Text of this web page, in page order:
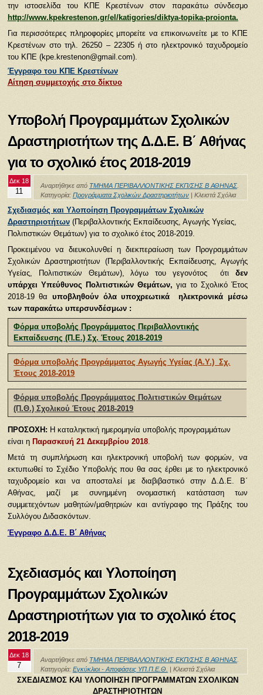
την ιστοσελίδα του ΚΠΕ Κρεστένων στον παρακάτω σύνδεσμο
http://www.kpekrestenon.gr/el/katigories/diktya-topika-proionta.
Για περισσότερες πληροφορίες μπορείτε να επικοινωνείτε με το ΚΠΕ
Κρεστένων στο τηλ. 26250 – 22305 ή στο ηλεκτρονικό ταχυδρομείο
του ΚΠΕ (kpe.krestenon@gmail.com).
Έγγραφο του ΚΠΕ Κρεστένων
Αίτηση συμμετοχής στο δίκτυο
Yποβολή Προγραμμάτων Σχολικών
Δραστηριοτήτων της Δ.Δ.Ε. Β΄ Αθήνας
για το σχολικό έτος 2018-2019
Δεκ 18
11
Αναρτήθηκε από ΤΜΗΜΑ ΠΕΡΙΒΑΛΛΟΝΤΙΚΗΣ ΕΚΠ/ΣΗΣ Β ΑΘΗΝΑΣ.
Κατηγορία: Προγράμματα Σχολικών Δραστηριοτήτων| Κλειστά Σχόλια
Σχεδιασμός και Υλοποίηση Προγραμμάτων Σχολικών
Δραστηριοτήτων(Περιβαλλοντικής Εκπαίδευσης, Αγωγής Υγείας,
Πολιτιστικών Θεμάτων) για το σχολικό έτος 2018-2019.
Προκειμένου να διευκολυνθεί η διεκπεραίωση των Προγραμμάτων
Σχολικών Δραστηριοτήτων (Περιβαλλοντικής Εκπαίδευσης, Αγωγής
Υγείας, Πολιτιστικών Θεμάτων), λόγω του γεγονότος ότι δεν
υπάρχει Υπεύθυνος Πολιτιστικών Θεμάτων, για το Σχολικό Έτος
2018-19 θα υποβληθούν όλα υποχρεωτικά ηλεκτρονικά μέσω
των παρακάτω υπερσυνδέσμων :
Φόρμα υποβολής Προγράμματος Περιβαλλοντικής
Εκπαίδευσης (Π.Ε.) Σχ. Έτους 2018-2019
Φόρμα υποβολής Προγράμματος Αγωγής Υγείας (Α.Υ.) Σχ.
Έτους 2018-2019
Φόρμα υποβολής Προγράμματος Πολιτιστικών Θεμάτων
(Π.Θ.) Σχολικού Έτους 2018-2019
ΠΡΟΣΟΧΗ: Η καταληκτική ημερομηνία υποβολής προγραμμάτων
είναι η Παρασκευή 21 Δεκεμβρίου 2018.
Μετά τη συμπλήρωση και ηλεκτρονική υποβολή των φορμών, να
εκτυπωθεί το Σχέδιο Υποβολής που θα σας έρθει με το ηλεκτρονικό
ταχυδρομείο και να αποσταλεί με διαβιβαστικό στην Δ.Δ.Ε. Β΄
Αθήνας, μαζί με συνημμένη ονομαστική κατάσταση των
συμμετεχόντων μαθητών/μαθητριών και αντίγραφο της Πράξης του
Συλλόγου Διδασκόντων.
Έγγραφο Δ.Δ.Ε. Β΄ Αθήνας
Σχεδιασμός και Υλοποίηση
Προγραμμάτων Σχολικών
Δραστηριοτήτων για το σχολικό έτος
2018-2019
Δεκ 18
7
Αναρτήθηκε από ΤΜΗΜΑ ΠΕΡΙΒΑΛΛΟΝΤΙΚΗΣ ΕΚΠ/ΣΗΣ Β ΑΘΗΝΑΣ.
Κατηγορία: Εγκύκλιοι - Αποφάσεις ΥΠ.Π.Ε.Θ. Κλειστά Σχόλια
ΣΧΕΔΙΑΣΜΟΣ ΚΑΙ ΥΛΟΠΟΙΗΣΗ ΠΡΟΓΡΑΜΜΑΤΩΝ ΣΧΟΛΙΚΩΝ
ΔΡΑΣΤΗΡΙΟΤΗΤΩΝ